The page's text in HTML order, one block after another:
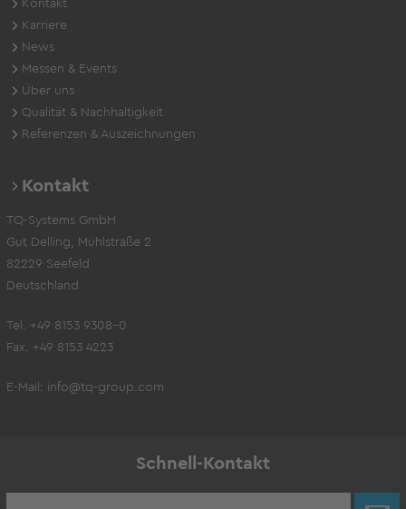
Kontakt
Karriere
News
Messen & Events
Über uns
Qualität & Nachhaltigkeit
Referenzen & Auszeichnungen
Kontakt
TQ-Systems GmbH
Gut Delling, Mühlstraße 2
82229 Seefeld
Deutschland
Tel. +49 8153 9308-0
Fax. +49 8153 4223
E-Mail: info@tq-group.com
Schnell-Kontakt